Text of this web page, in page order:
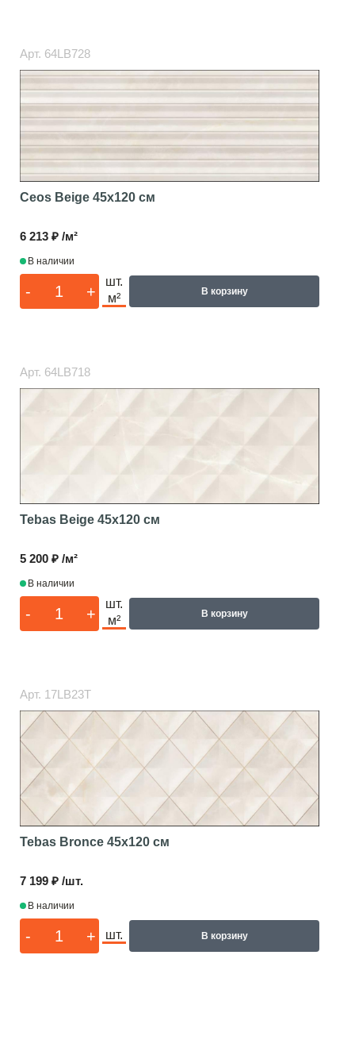
Арт. 64LB728
Ceos Beige 45x120 см
6 213 ₽ /м²
В наличии
- +
шт.
м²
В корзину
Арт. 64LB718
Tebas Beige 45x120 см
5 200 ₽ /м²
В наличии
- +
шт.
м²
В корзину
Арт. 17LB23T
Tebas Bronce 45x120 см
7 199 ₽ /шт.
В наличии
- + шт. В корзину